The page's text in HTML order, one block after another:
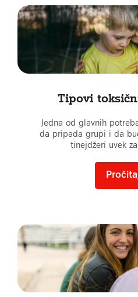
Tipovi
Jedna od glavnih
da pripada grupi i da
tinejdžeri uvek